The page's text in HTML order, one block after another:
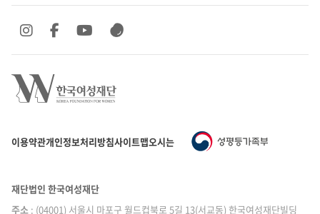
이용약관개인정보처리방침사이트맵오시는 길
SNS 바로가기
SNS 바로가기SNS 바로가기
SNS 바로가기
재단법인 한국여성재단
주소 : (04001) 서울시 마포구 월드컵북로 5길 13(서교동) 한국여성재단빌딩